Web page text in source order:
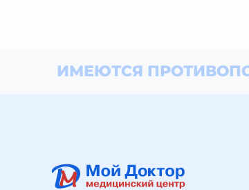
ИМЕЮТСЯ